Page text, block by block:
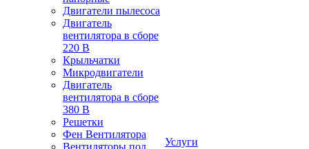
Двигатели пылесоса
Двигатель
вентилятора в сборе
220 В
Крыльчатки
Микродвигатели
Двигатель
вентилятора в сборе
380 В
Решетки
Фен Вентилятора
Вентиляторы под
Услуги